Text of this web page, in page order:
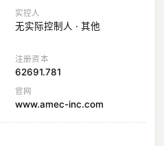
实控人
无实际控制人 · 其他
注册资本
62691.781
官网
www.amec-inc.com